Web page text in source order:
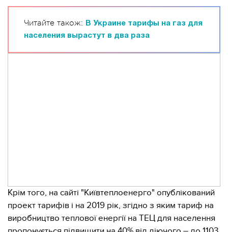
Читайте також:
В Украине тарифы на газ для
населения вырастут в два раза
Крім того, на сайті "Київтеплоенерго" опублікований
проект тарифів і на 2019 рік, згідно з яким тариф на
виробництво теплової енергії на ТЕЦ для населення